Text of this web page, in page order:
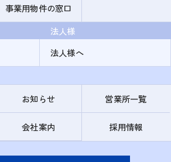
事業用物件の窓口
法人様
法人様へ
お知らせ 営業所一覧
会社案内 採用情報